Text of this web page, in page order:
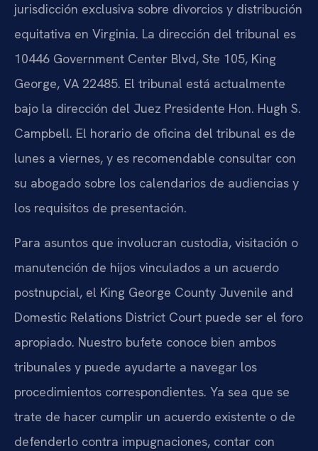
jurisdicción exclusiva sobre divorcios y distribución
equitativa en Virginia. La dirección del tribunal es
10446 Government Center Blvd, Ste 105, King
George, VA 22485. El tribunal está actualmente
bajo la dirección del Juez Presidente Hon. Hugh S.
Campbell. El horario de oficina del tribunal es de
lunes a viernes, y es recomendable consultar con
su abogado sobre los calendarios de audiencias y
los requisitos de presentación.
Para asuntos que involucran custodia, visitación o
manutención de hijos vinculados a un acuerdo
postnupcial, el King George County Juvenile and
Domestic Relations District Court puede ser el foro
apropiado. Nuestro bufete conoce bien ambos
tribunales y puede ayudarte a navegar los
procedimientos correspondientes. Ya sea que se
trate de hacer cumplir un acuerdo existente o de
defenderlo contra impugnaciones, contar con